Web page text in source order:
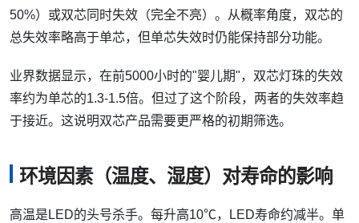
50%）或双芯同时失效（完全不亮）。从概率角度，双芯的
总失效率略高于单芯，但单芯失效时仍能保持部分功能。
业界数据显示，在前5000小时的"婴儿期"，双芯灯珠的失效
率约为单芯的1.3-1.5倍。但过了这个阶段，两者的失效率趋
于接近。这说明双芯产品需要更严格的初期筛选。
环境因素（温度、湿度）对寿命的影响
高温是LED的头号杀手。每升高10℃，LED寿命约减半。单